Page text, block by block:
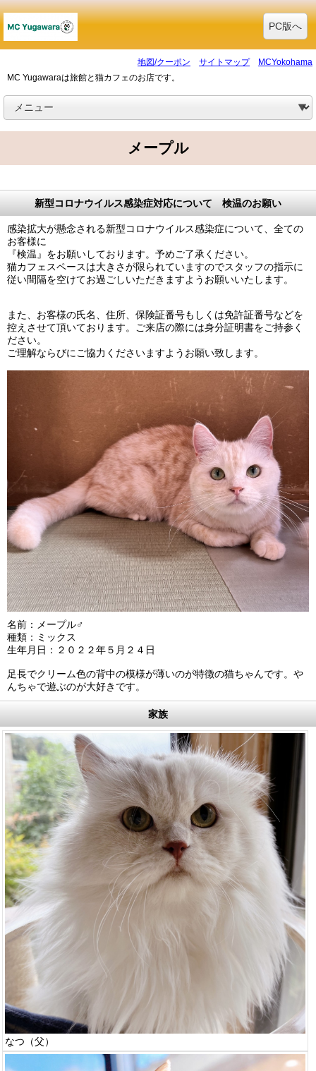
PC版へ
地図/クーポン サイトマップ
MCYokohama
MC Yugawaraは旅館と猫カフェのお店です。
メープル
新型コロナウイルス感染症対応について 検温のお願い
感染拡大が懸念される新型コロナウイルス感染症について、全ての
お客様に
『検温』をお願いしております。予めご了承ください。
猫カフェスペースは大きさが限られていますのでスタッフの指示に
従い間隔を空けてお過ごしいただきますようお願いいたします。
また、お客様の氏名、住所、保険証番号もしくは免許証番号などを
控えさせて頂いております。ご来店の際には身分証明書をご持参く
ださい。
ご理解ならびにご協力くださいますようお願い致します。
名前：メープル♂
種類：ミックス
生年月日：２０２２年５月２４日
足長でクリーム色の背中の模様が薄いのが特徴の猫ちゃんです。や
んちゃで遊ぶのが大好きです。
家族
なつ（父）